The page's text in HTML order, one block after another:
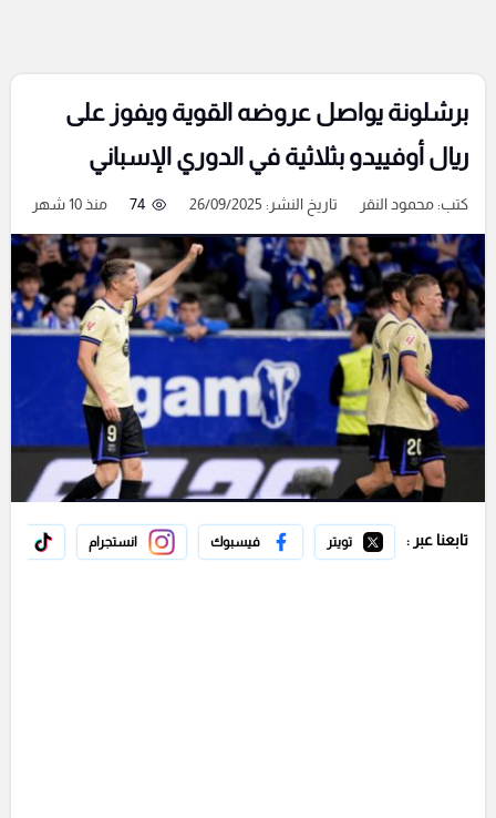
برشلونة يواصل عروضه القوية ويفوز على
ريال أوفييدو بثلاثية في الدوري الإسباني
كتب:محمود النقر تاريخ النشر: 26/09/2025 74 منذ 10 شهر
تابعنا عبر : تويتر فيسبوك انستجرام